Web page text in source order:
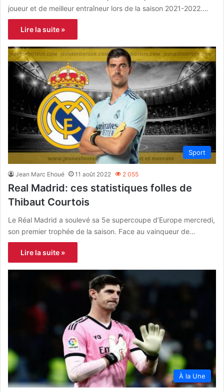
joueur et de meilleur entraîneur lors de la saison 2021-2022.…
Lire la suite »
Sport
Jean Marc Ehoué 11 août 2022 2 055
Real Madrid: ces statistiques folles de
Thibaut Courtois
Le Réal Madrid a soulevé sa 5e supercoupe d’Europe mercredi,
son premier trophée de la saison. Face au vainqueur de…
Lire la suite »
À la Une